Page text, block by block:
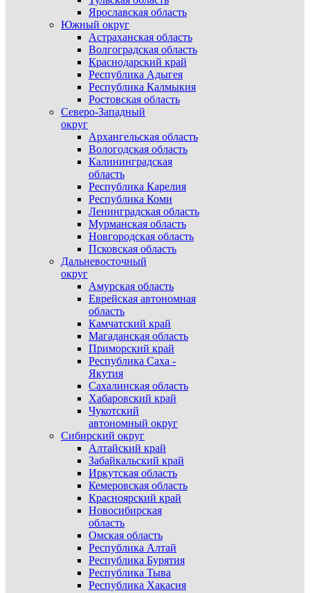
Ярославская область
Южный округ
Астраханская область
Волгоградская область
Краснодарский край
Республика Адыгея
Республика Калмыкия
Ростовская область
Северо-Западный
округ
Архангельская область
Вологодская область
Калининградская
область
Республика Карелия
Республика Коми
Ленинградская область
Мурманская область
Новгородская область
Псковская область
Дальневосточный
округ
Амурская область
Еврейская автономная
область
Камчатский край
Магаданская область
Приморский край
Республика Саха -
Якутия
Сахалинская область
Хабаровский край
Чукотский
автономный округ
Сибирский округ
Алтайский край
Забайкальский край
Иркутская область
Кемеровская область
Красноярский край
Новосибирская
область
Омская область
Республика Алтай
Республика Бурятия
Республика Тыва
Республика Хакасия